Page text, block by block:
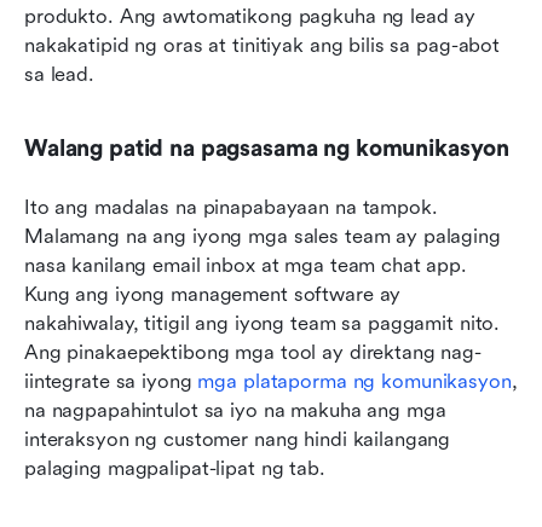
produkto. Ang awtomatikong pagkuha ng lead ay
nakakatipid ng oras at tinitiyak ang bilis sa pag-abot
sa lead.
Walang patid na pagsasama ng komunikasyon
Ito ang madalas na pinapabayaan na tampok.
Malamang na ang iyong mga sales team ay palaging
nasa kanilang email inbox at mga team chat app.
Kung ang iyong management software ay
nakahiwalay, titigil ang iyong team sa paggamit nito.
Ang pinakaepektibong mga tool ay direktang nag-
iintegrate sa iyong mga plataporma ng komunikasyon,
na nagpapahintulot sa iyo na makuha ang mga
interaksyon ng customer nang hindi kailangang
palaging magpalipat-lipat ng tab.